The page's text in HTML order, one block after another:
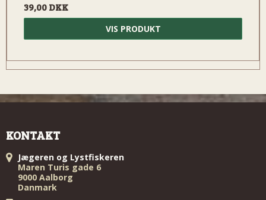
39,00 DKK
VIS PRODUKT
KONTAKT
Jægeren og Lystfiskeren
Maren Turis gade 6
9000 Aalborg
Danmark